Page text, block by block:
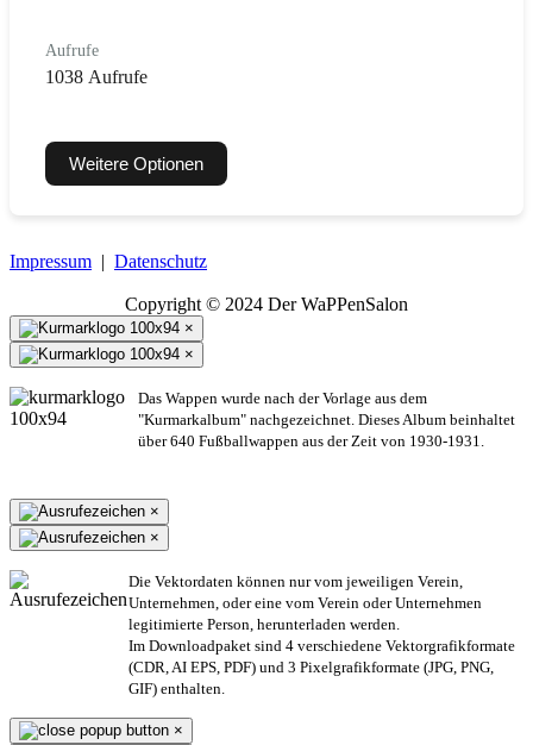
Aufrufe
1038 Aufrufe
Weitere Optionen
Impressum | Datenschutz
Copyright © 2024 Der WaPPenSalon
×
×
Das Wappen wurde nach der Vorlage aus dem
"Kurmarkalbum" nachgezeichnet. Dieses Album beinhaltet
über 640 Fußballwappen aus der Zeit von 1930-1931.
×
×
Die Vektordaten können nur vom jeweiligen Verein,
Unternehmen, oder eine vom Verein oder Unternehmen
legitimierte Person, herunterladen werden.
Im Downloadpaket sind 4 verschiedene Vektorgrafikformate
(CDR, AI EPS, PDF) und 3 Pixelgrafikformate (JPG, PNG,
GIF) enthalten.
×